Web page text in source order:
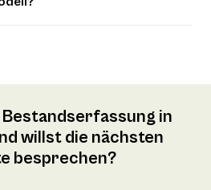
Bestandserfassung in
willst die nächsten
besprechen?